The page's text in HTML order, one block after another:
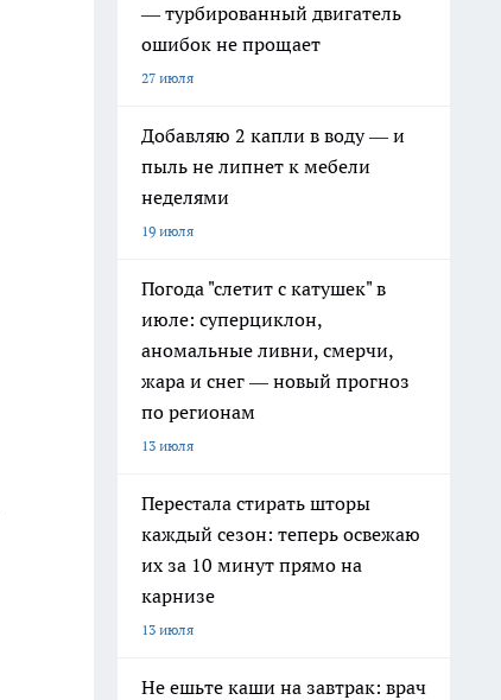
— турбированный двигатель
ошибок не прощает
27 июля
Добавляю 2 капли в воду — и
пыль не липнет к мебели
неделями
19 июля
Погода "слетит с катушек" в
июле: суперциклон,
аномальные ливни, смерчи,
жара и снег — новый прогноз
по регионам
13 июля
Перестала стирать шторы
каждый сезон: теперь освежаю
их за 10 минут прямо на
карнизе
13 июля
Не ешьте каши на завтрак: врач